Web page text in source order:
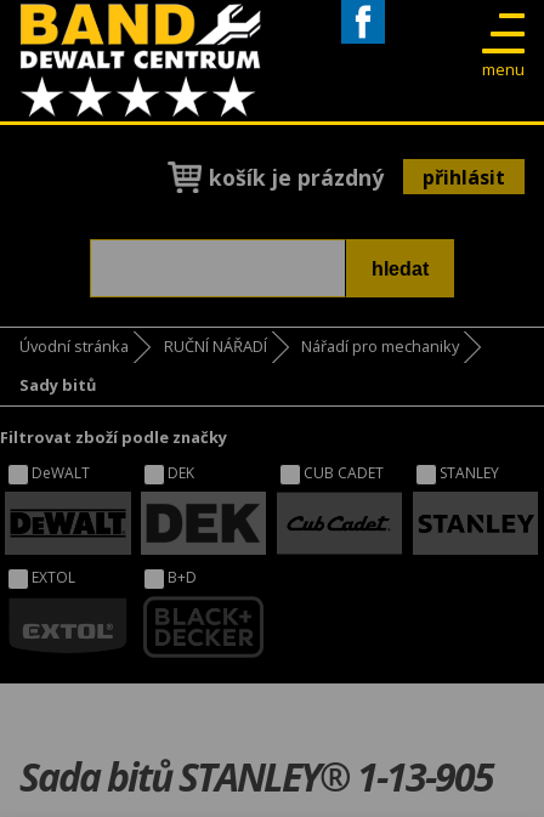
menu
košík je prázdný přihlásit
Úvodní stránka RUČNÍ NÁŘADÍ
Nářadí pro mechaniky
Sady bitů
Filtrovat zboží podle značky
DeWALT DEK CUB CADET STANLEY
EXTOL B+D
Sada bitů STANLEY® 1-13-905